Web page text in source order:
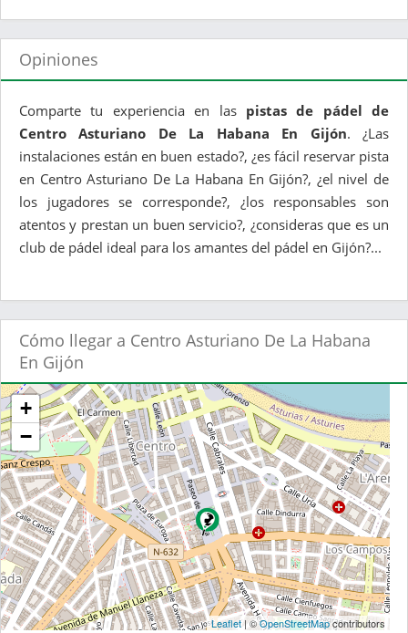
Opiniones
Comparte tu experiencia en las pistas de pádel de
Centro Asturiano De La Habana En Gijón. ¿Las
instalaciones están en buen estado?, ¿es fácil reservar pista
en Centro Asturiano De La Habana En Gijón?, ¿el nivel de
los jugadores se corresponde?, ¿los responsables son
atentos y prestan un buen servicio?, ¿consideras que es un
club de pádel ideal para los amantes del pádel en Gijón?...
Cómo llegar a Centro Asturiano De La Habana
En Gijón
+
−
Leaflet| ©OpenStreetMapcontributors